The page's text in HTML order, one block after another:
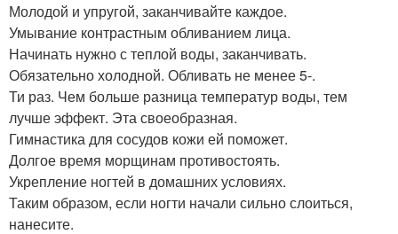
Молодой и упругой, заканчивайте каждое.
Умывание контрастным обливанием лица.
Начинать нужно с теплой воды, заканчивать.
Обязательно холодной. Обливать не менее 5-.
Ти раз. Чем больше разница температур воды, тем
лучше эффект. Эта своеобразная.
Гимнастика для сосудов кожи ей поможет.
Долгое время морщинам противостоять.
Укрепление ногтей в домашних условиях.
Таким образом, если ногти начали сильно слоиться,
нанесите.